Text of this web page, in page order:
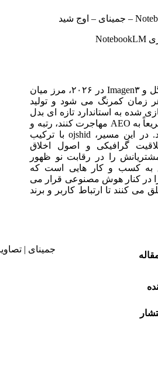
با ورود مدل چندوجهی گوگل و Imagen۳ در ۲۰۲۶، مرز میان
زمان کمرنگ می‌ شود و تولید
به استاندارد تازه‌ ای بدل
خواهد شد. برند هایی که سریعاً به AEO مهاجرت کنند، رتبه و
رضایت بیشتری می‌ گیرند. در این مسیر، ojshid با ترکیب
گرافیکی و اصول اخلاق
را در رقابت نو ظهور
به کسب‌ و کار هایی است که
در کنار هوش مصنوعی قرار می‌
می‌ کنند تا ارتباط کاربر و برند